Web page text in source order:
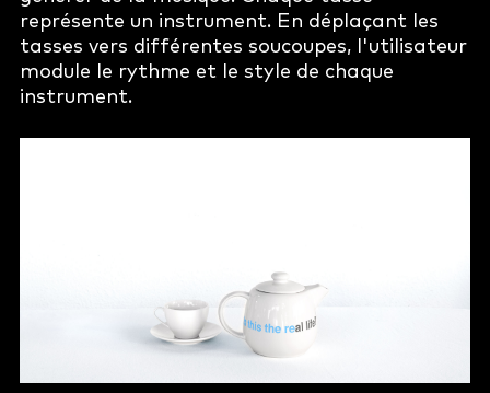
représente un instrument. En déplaçant les
tasses vers différentes soucoupes, l'utilisateur
module le rythme et le style de chaque
instrument.